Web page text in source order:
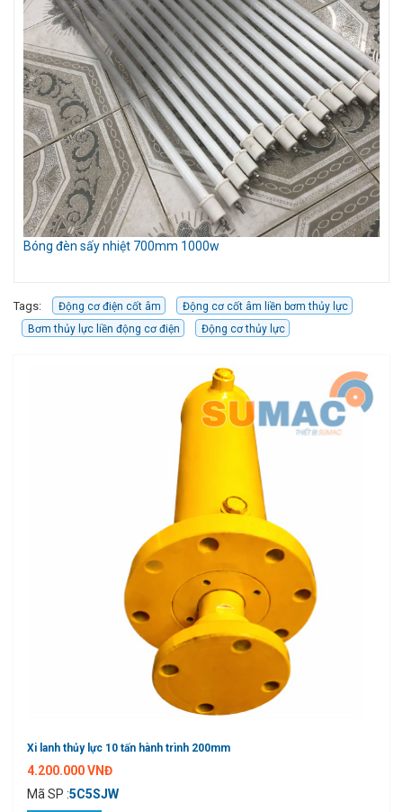
Bóng đèn sấy nhiệt 700mm 1000w
Tags: Động cơ điện cốt âm
Động cơ cốt âm liền bơm thủy lực
Bơm thủy lực liền động cơ điện
Động cơ thủy lực
Xi lanh thủy lực 10 tấn hành trình 200mm
4.200.000 VNĐ
Mã SP :5C5SJW